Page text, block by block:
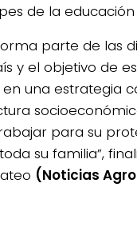
de la educación
parte de las
y el objetivo de
una estrategia
para su
su familia”,
(Noticias